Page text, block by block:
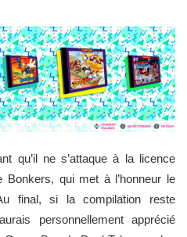
qu’il ne s’attaque à la licence
qui met à l’honneur le
final, si la compilation reste
personnellement apprécié